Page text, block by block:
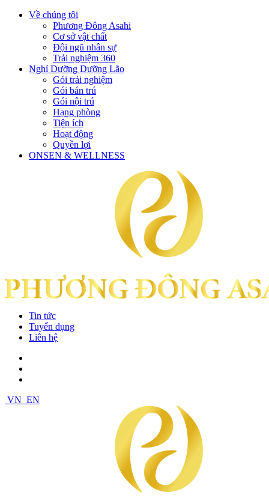
Về chúng tôi
Phương Đông Asahi
Cơ sở vật chất
Đội ngũ nhân sự
Trải nghiệm 360
Nghỉ Dưỡng Dưỡng Lão
Gói trải nghiệm
Gói bán trú
Gói nội trú
Hạng phòng
Tiện ích
Hoạt động
Quyền lợi
ONSEN & WELLNESS
Tin tức
Tuyển dụng
Liên hệ
VN EN